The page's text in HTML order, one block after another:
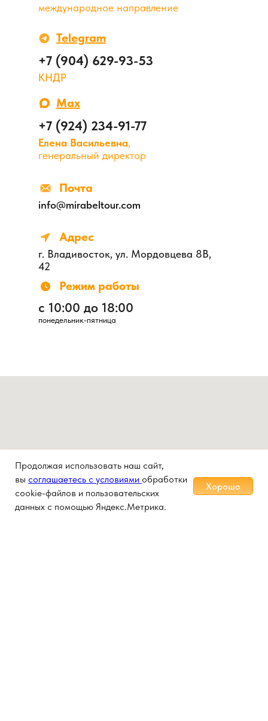
Telegram
+7 (904) 629-93-53
международное направление
КНДР
Почта
Адрес
Режим работы
+7 (924) 234-91-77
info@mirabeltour.com
г. Владивосток, ул. Мордовцева 8В,
42
Елена Васильевна,
генеральный директор
с 10:00 до 18:00
понедельник-пятница
Max
Продолжая использовать наш сайт,
вы соглашаетесь с условиями обработки
cookie-файлов и пользовательских
данных с помощью Яндекс.Метрика.
Хорошо